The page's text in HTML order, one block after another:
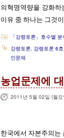
의혁명역량을 강화
이유 중 하나는 그것
「강령토론」호수별 분
강령토론, 강령토론 6호,
인문제
농업문제에
2011년 5월 02일 (월요
한국에서 자본주의는